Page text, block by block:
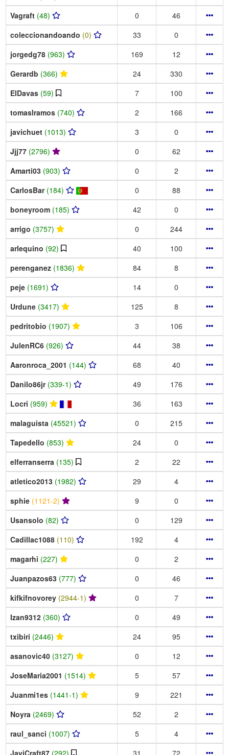
Vagraft (48) 0
46
coleccionandoando (0) 33
0
jorgedg78 (963) 169
12
Gerardb (366) 24
330
ElDavas (59) 7
100
tomaslramos (740) 2
166
javichuet (1013) 3
0
Jjj77 (2796) 0
62
Amarti03 (903) 0
2
CarlosBar (184) 0
88
boneyroom (185) 42
0
arrigo (3757) 0
244
arlequino (92) 40
100
perenganez (1836) 84
8
peje (1691) 14
0
Urdune (3417) 125
8
pedritobio (1907) 3
106
JulenRC6 (926) 44
38
Aaronroca_2001 (144) 68
40
Danilo86jr (339-1) 49
176
Locri (959) 36
163
malaguista (45521) 0
215
Tapedello (853) 24
0
elferranserra (135) 2
22
atletico2013 (1982) 29
4
sphie (1121-2) 9
0
Usansolo (82) 0
129
Cadillac1088 (110) 192
4
magarhi (227) 0
2
Juanpazos63 (777) 0
46
kifkifnovorey (2944-1) 0
7
Izan9312 (360) 0
49
txibiri (2446) 24
95
asanovic40 (3127) 0
12
JoseMaria2001 (1514) 5
57
Juanmi1es (1441-1) 9
221
Noyra (2469) 52
2
raul_sanci (1007) 5
4
JaviCraft87 (292) 31 72